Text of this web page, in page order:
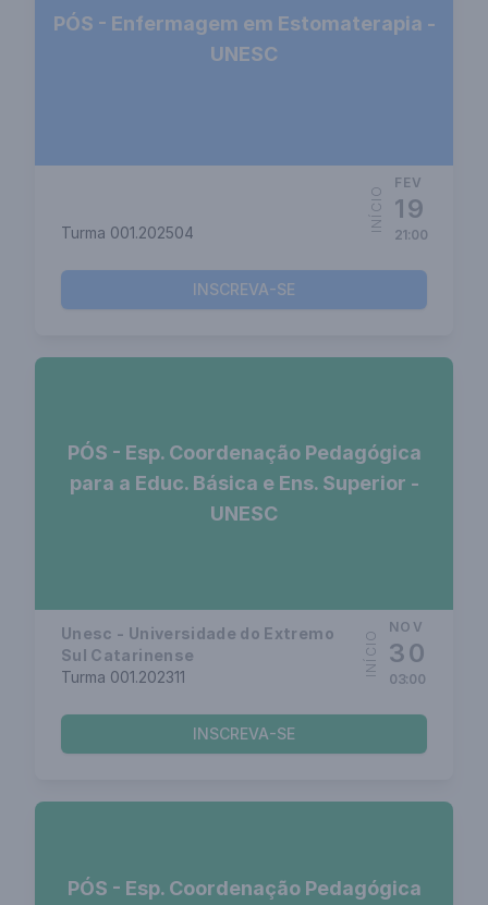
PÓS - Enfermagem em Estomaterapia -
UNESC
Turma 001.202504 INÍCIO
FEV
19
21:00
INSCREVA-SE
PÓS - Esp. Coordenação Pedagógica
para a Educ. Básica e Ens. Superior -
UNESC
Unesc - Universidade do Extremo
Sul Catarinense
Turma 001.202311
INÍCIO
NOV
30
03:00
INSCREVA-SE
PÓS - Esp. Coordenação Pedagógica